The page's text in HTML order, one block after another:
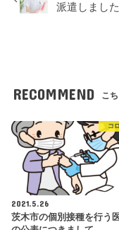
派遣しました
RECOMMEND こ
コ
2021.5.26
茨木市の個別接種を行う